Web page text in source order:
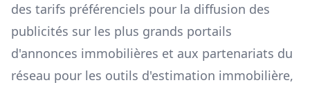
des tarifs préférenciels pour la diffusion des
publicités sur les plus grands portails
d'annonces immobilières et aux partenariats du
réseau pour les outils d'estimation immobilière,